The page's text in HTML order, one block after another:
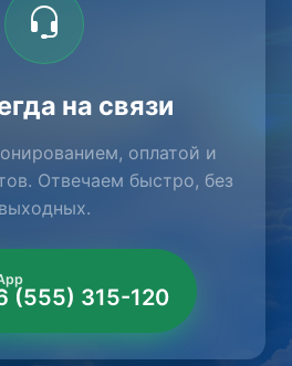
на связи
оплатой и
Отвечаем быстро, без
выходных.
(555) 315-120